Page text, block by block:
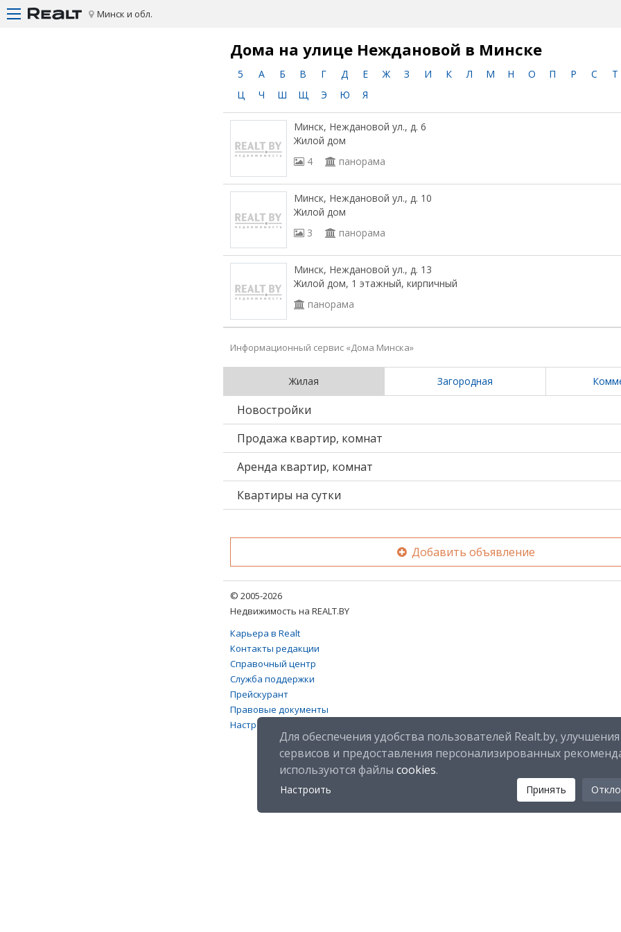
Минск и обл.
Дома на улице Неждановой в Минске
5 А Б В Г Д Е Ж З И К Л М Н О П Р С Т
Ц
Ч Ш Щ Э Ю Я
Минск, Неждановой ул., д. 6
Жилой дом
4
панорама
Минск, Неждановой ул., д. 10
Жилой дом
3
панорама
Минск, Неждановой ул., д. 13
Жилой дом, 1 этажный, кирпичный
панорама
Информационный сервис «Дома Минска»
Жилая Загородная
Новостройки
Продажа квартир, комнат
Аренда квартир, комнат
Квартиры на сутки
Добавить объявление
© 2005-2026
Недвижимость на REALT.BY
Карьера в Realt
Контакты редакции
Справочный центр
Служба поддержки
Прейскурант
Правовые документы
Настройка файлов cookies
Для обеспечения удобства пользователей Realt.by, улучшения
сервисов и предоставления персонализированных
используются файлы cookies.
Настроить Принять